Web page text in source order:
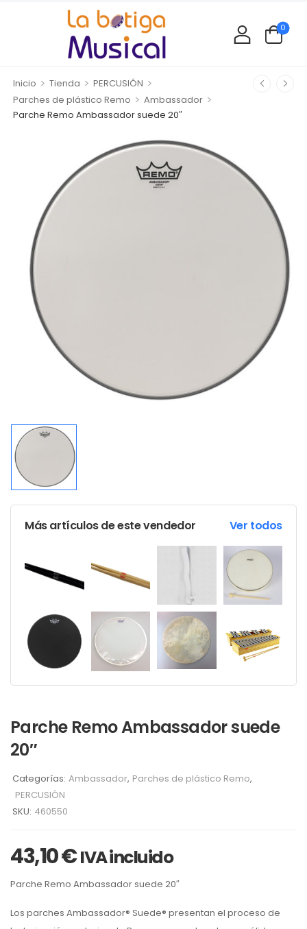
0
Inicio > Tienda > PERCUSIÓN >
Parches de plástico Remo > Ambassador >
Parche Remo Ambassador suede 20″
Más artículos de este vendedor Ver todos
Parche Remo Ambassador suede
20″
Categorías: Ambassador, Parches de plástico Remo,
PERCUSIÓN
SKU: 460550
43,10€IVA incluido
Parche Remo Ambassador suede 20″
Los parches Ambassador® Suede® presentan el proceso de